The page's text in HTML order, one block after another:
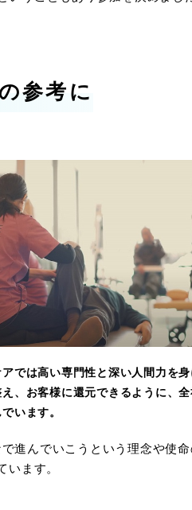
参考に
では高い専門性と深い人間力を
、お客様に還元できるように、
います。
進んでいこうという理念や使
ます。